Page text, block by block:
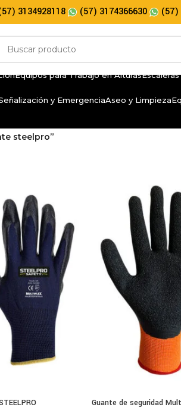
3134928118 (57) 3174366630 (57)
Equipos para Trabajo en Alturas
y EmergenciaAseo y Limpieza
steelpro”
Guante de seguridad